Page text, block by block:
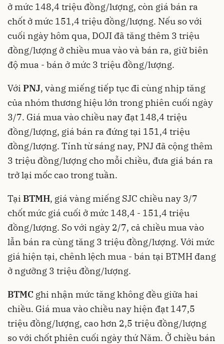
ở mức 148,4 triệu đồng/lượng, còn giá bán ra
chốt ở mức 151,4 triệu đồng/lượng. Nếu so với
cuối ngày hôm qua, DOJI đã tăng thêm 3 triệu
đồng/lượng ở chiều mua vào và bán ra, giữ biên
độ mua - bán ở mức 3 triệu đồng/lượng.
Với PNJ, vàng miếng tiếp tục đi cùng nhịp tăng
của nhóm thương hiệu lớn trong phiên cuối ngày
3/7. Giá mua vào chiều nay đạt 148,4 triệu
đồng/lượng, giá bán ra đứng tại 151,4 triệu
đồng/lượng. Tính từ sáng nay, PNJ đã cộng thêm
3 triệu đồng/lượng cho mỗi chiều, đưa giá bán ra
trở lại mốc cao trong tuần.
Tại BTMH, giá vàng miếng SJC chiều nay 3/7
chốt mức giá cuối ở mức 148,4 - 151,4 triệu
đồng/lượng. So với ngày 2/7, cả chiều mua vào
lẫn bán ra cùng tăng 3 triệu đồng/lượng. Với mức
giá hiện tại, chênh lệch mua - bán tại BTMH đang
ở ngưỡng 3 triệu đồng/lượng.
BTMC ghi nhận mức tăng không đều giữa hai
chiều. Giá mua vào chiều nay hiện đạt 147,5
triệu đồng/lượng, cao hơn 2,5 triệu đồng/lượng
so với chốt phiên cuối ngày thứ Năm. Ở chiều bán